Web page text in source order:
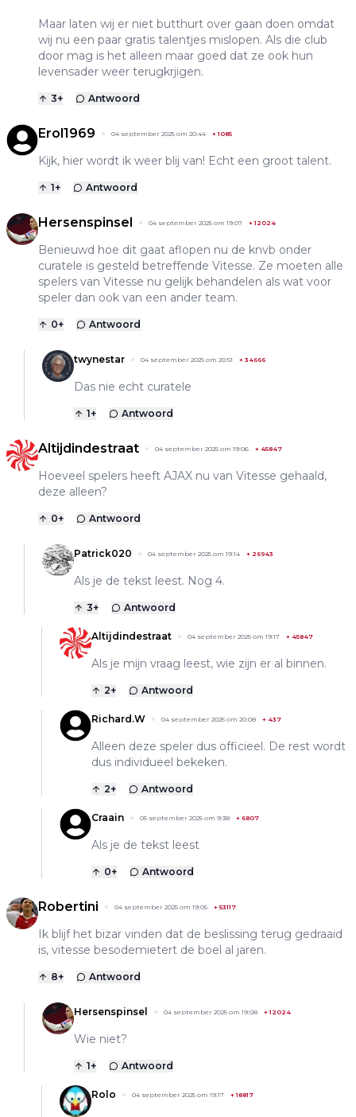
Maar laten wij er niet butthurt over gaan doen omdat
wij nu een paar gratis talentjes mislopen. Als die club
door mag is het alleen maar goed dat ze ook hun
levensader weer terugkrjigen.
3+ Antwoord
Erol1969 04 september 2025 om 20:44 +1085
Kijk, hier wordt ik weer blij van! Echt een groot talent.
1+ Antwoord
Hersenspinsel 04 september 2025 om 19:07 +12024
Benieuwd hoe dit gaat aflopen nu de knvb onder
curatele is gesteld betreffende Vitesse. Ze moeten alle
spelers van Vitesse nu gelijk behandelen als wat voor
speler dan ook van een ander team.
0+ Antwoord
twynestar 04 september 2025 om 20:51 + 34666
Das nie echt curatele
1+ Antwoord
Altijdindestraat 04 september 2025 om 19:06 + 45847
Hoeveel spelers heeft AJAX nu van Vitesse gehaald,
deze alleen?
0+ Antwoord
Patrick020 04 september 2025 om 19:14 + 26943
Als je de tekst leest. Nog 4.
3+ Antwoord
Altijdindestraat 04 september 2025 om 19:17 + 45847
Als je mijn vraag leest, wie zijn er al binnen.
2+ Antwoord
Richard.W 04 september 2025 om 20:08 + 437
Alleen deze speler dus officieel. De rest wordt
dus individueel bekeken.
2+ Antwoord
Craain 05 september 2025 om 9:38 + 6807
Als je de tekst leest
0+ Antwoord
Robertini 04 september 2025 om 19:05 + 53117
Ik blijf het bizar vinden dat de beslissing terug gedraaid
is, vitesse besodemietert de boel al jaren.
8+ Antwoord
Hersenspinsel 04 september 2025 om 19:08 +12024
Wie niet?
1+ Antwoord
Rolo 04 september 2025 om 19:17 +18817